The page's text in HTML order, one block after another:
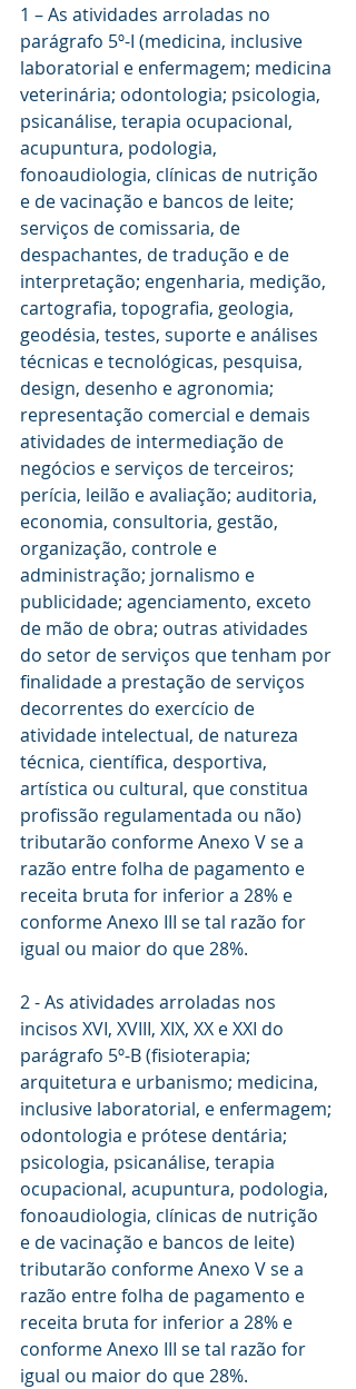
1 – As atividades arroladas no
parágrafo 5º-I (medicina, inclusive
laboratorial e enfermagem; medicina
veterinária; odontologia; psicologia,
psicanálise, terapia ocupacional,
acupuntura, podologia,
fonoaudiologia, clínicas de nutrição
e de vacinação e bancos de leite;
serviços de comissaria, de
despachantes, de tradução e de
interpretação; engenharia, medição,
cartografia, topografia, geologia,
geodésia, testes, suporte e análises
técnicas e tecnológicas, pesquisa,
design, desenho e agronomia;
representação comercial e demais
atividades de intermediação de
negócios e serviços de terceiros;
perícia, leilão e avaliação; auditoria,
economia, consultoria, gestão,
organização, controle e
administração; jornalismo e
publicidade; agenciamento, exceto
de mão de obra; outras atividades
do setor de serviços que tenham por
finalidade a prestação de serviços
decorrentes do exercício de
atividade intelectual, de natureza
técnica, científica, desportiva,
artística ou cultural, que constitua
profissão regulamentada ou não)
tributarão conforme Anexo V se a
razão entre folha de pagamento e
receita bruta for inferior a 28% e
conforme Anexo III se tal razão for
igual ou maior do que 28%.
2 - As atividades arroladas nos
incisos XVI, XVIII, XIX, XX e XXI do
parágrafo 5º-B (fisioterapia;
arquitetura e urbanismo; medicina,
inclusive laboratorial, e enfermagem;
odontologia e prótese dentária;
psicologia, psicanálise, terapia
ocupacional, acupuntura, podologia,
fonoaudiologia, clínicas de nutrição
e de vacinação e bancos de leite)
tributarão conforme Anexo V se a
razão entre folha de pagamento e
receita bruta for inferior a 28% e
conforme Anexo III se tal razão for
igual ou maior do que 28%.